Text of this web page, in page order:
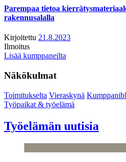
Parempaa tietoa
rakennusalalla
Kirjoitettu 21.8.2023
Ilmoitus
Lisää kumppaneilta
Näkökulmat
Toimitukselta Vieraskynä
Työpaikat & työelämä
Työelämän uutisia